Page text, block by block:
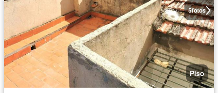
5fotos
Piso